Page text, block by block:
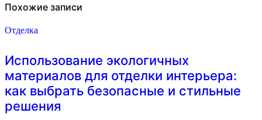
Похожие записи
Отделка
Использование экологичных
материалов для отделки интерьера:
как выбрать безопасные и стильные
решения